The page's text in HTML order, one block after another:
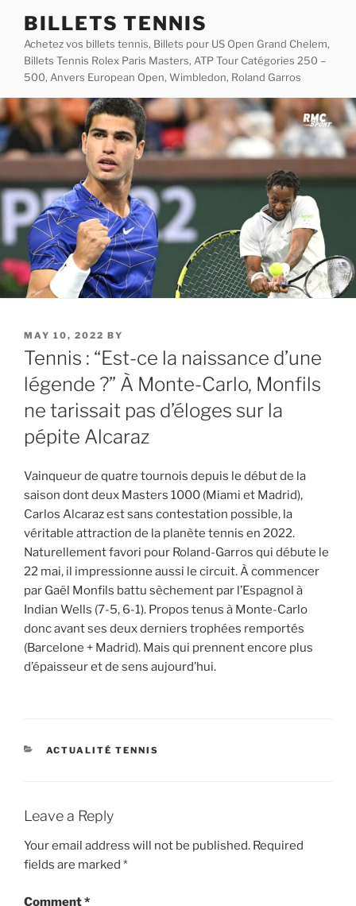
content
BILLETS TENNIS
Achetez vos billets tennis, Billets pour US Open Grand Chelem,
Billets Tennis Rolex Paris Masters, ATP Tour Catégories 250 –
500, Anvers European Open, Wimbledon, Roland Garros
POSTED
ON
MAY 10, 2022 BY
Tennis : “Est-ce la naissance d’une
légende ?” À Monte-Carlo, Monfils
ne tarissait pas d’éloges sur la
pépite Alcaraz
Vainqueur de quatre tournois depuis le début de la
saison dont deux Masters 1000 (Miami et Madrid),
Carlos Alcaraz est sans contestation possible, la
véritable attraction de la planète tennis en 2022.
Naturellement favori pour Roland-Garros qui débute le
22 mai, il impressionne aussi le circuit. À commencer
par Gaël Monfils battu sèchement par l’Espagnol à
Indian Wells (7-5, 6-1). Propos tenus à Monte-Carlo
donc avant ses deux derniers trophées remportés
(Barcelone + Madrid). Mais qui prennent encore plus
d’épaisseur et de sens aujourd’hui.
CATEGORIES
ACTUALITÉ TENNIS
Leave a Reply
Your email address will not be published. Required
fields are marked *
Comment*